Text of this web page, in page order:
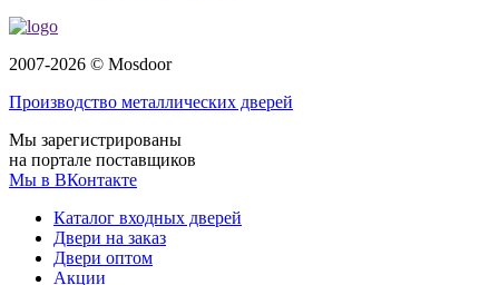
2007-2026 © Mosdoor
Производство металлических дверей
Мы зарегистрированы
на портале поставщиков
Мы в ВКонтакте
Каталог входных дверей
Двери на заказ
Двери оптом
Акции